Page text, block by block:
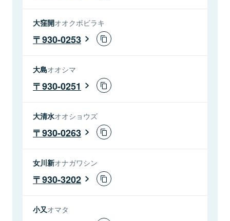
大窪開オオクボビラキ
930-0253
大島オオシマ
930-0251
大清水オオショウズ
930-0263
女川新オナガワシン
930-3202
小又オマタ